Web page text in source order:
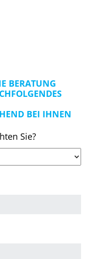
BERATUNG
BEI IHNEN
Sie?